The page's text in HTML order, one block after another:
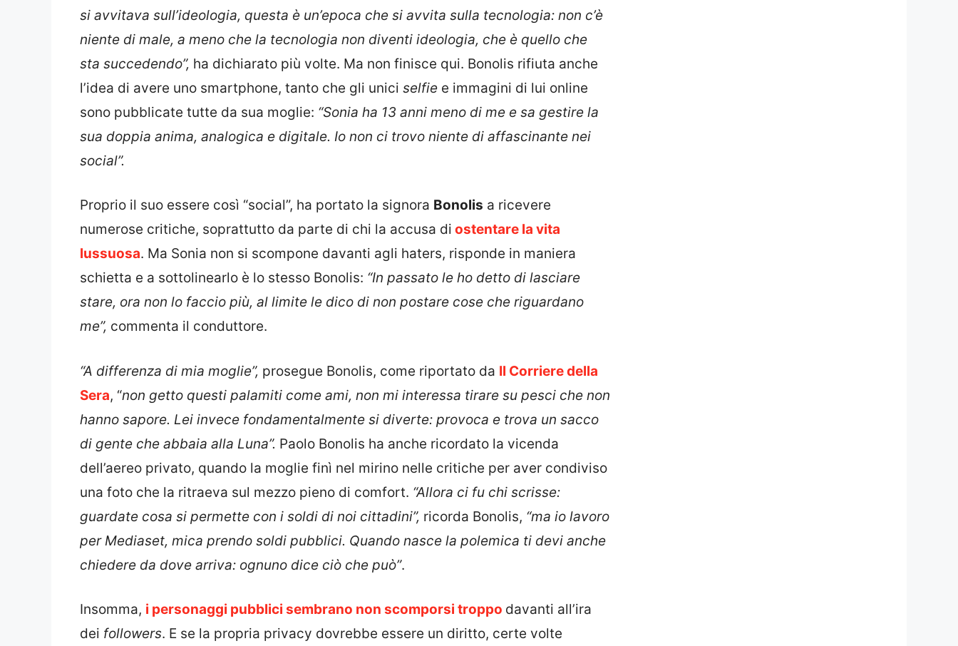
si avvitava sull’ideologia, questa è un’epoca che si avvita sulla tecnologia: non c’è
niente di male, a meno che la tecnologia non diventi ideologia, che è quello che
sta succedendo”, ha dichiarato più volte. Ma non finisce qui. Bonolis rifiuta anche
l’idea di avere uno smartphone, tanto che gli unici selfie e immagini di lui online
sono pubblicate tutte da sua moglie: “Sonia ha 13 anni meno di me e sa gestire la
sua doppia anima, analogica e digitale. Io non ci trovo niente di affascinante nei
social”.
Proprio il suo essere così “social”, ha portato la signora Bonolis a ricevere
numerose critiche, soprattutto da parte di chi la accusa di ostentare la vita
lussuosa. Ma Sonia non si scompone davanti agli haters, risponde in maniera
schietta e a sottolinearlo è lo stesso Bonolis: “In passato le ho detto di lasciare
stare, ora non lo faccio più, al limite le dico di non postare cose che riguardano
me”, commenta il conduttore.
“A differenza di mia moglie”, prosegue Bonolis, come riportato da Il Corriere della
Sera, “non getto questi palamiti come ami, non mi interessa tirare su pesci che non
hanno sapore. Lei invece fondamentalmente si diverte: provoca e trova un sacco
di gente che abbaia alla Luna”. Paolo Bonolis ha anche ricordato la vicenda
dell’aereo privato, quando la moglie finì nel mirino nelle critiche per aver condiviso
una foto che la ritraeva sul mezzo pieno di comfort. “Allora ci fu chi scrisse:
guardate cosa si permette con i soldi di noi cittadini”, ricorda Bonolis, “ma io lavoro
per Mediaset, mica prendo soldi pubblici. Quando nasce la polemica ti devi anche
chiedere da dove arriva: ognuno dice ciò che può”.
Insomma, i personaggi pubblici sembrano non scomporsi troppo davanti all’ira
dei followers. E se la propria privacy dovrebbe essere un diritto, certe volte